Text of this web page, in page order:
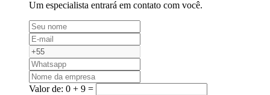
Um especialista entrará em contato com você.
Valor de: 0 + 9 =